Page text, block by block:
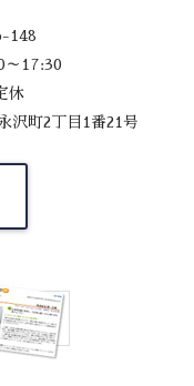
148
～17:30
休
沢町2丁目1番21号